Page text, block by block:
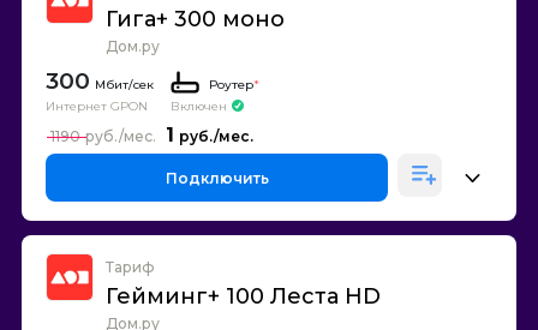
Гига+ 300 моно
Дом.ру
300
Интернет GPON
Роутер*
Включен
1
1190
Подключить
Тариф
Гейминг+ 100 Леста HD
Дом.ру